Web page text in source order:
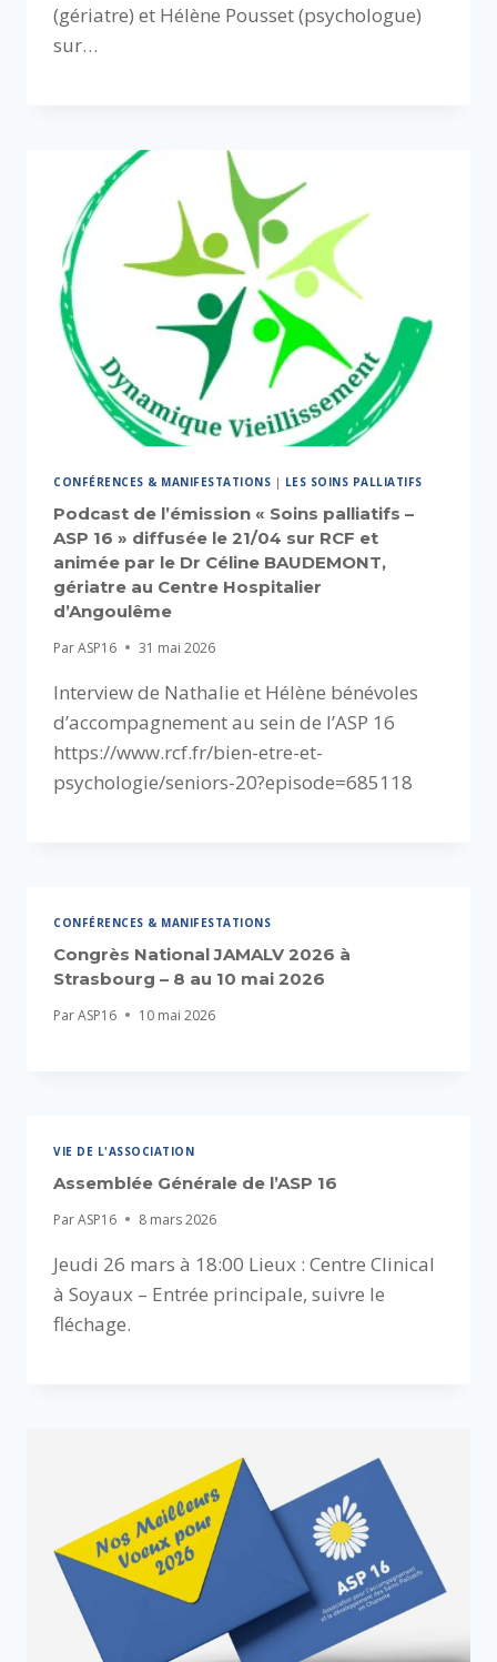
(gériatre) et Hélène Pousset (psychologue)
sur…
CONFÉRENCES & MANIFESTATIONS | LES SOINS PALLIATIFS
Podcast de l’émission « Soins palliatifs –
ASP 16 » diffusée le 21/04 sur RCF et
animée par le Dr Céline BAUDEMONT,
gériatre au Centre Hospitalier
d’Angoulême
ParASP16 31 mai 2026
Interview de Nathalie et Hélène bénévoles
d’accompagnement au sein de l’ASP 16
https://www.rcf.fr/bien-etre-et-
psychologie/seniors-20?episode=685118
CONFÉRENCES & MANIFESTATIONS
Congrès National JAMALV 2026 à
Strasbourg – 8 au 10 mai 2026
ParASP16 10 mai 2026
VIE DE L'ASSOCIATION
Assemblée Générale de l’ASP 16
ParASP16 8 mars 2026
Jeudi 26 mars à 18:00 Lieux : Centre Clinical
à Soyaux – Entrée principale, suivre le
fléchage.